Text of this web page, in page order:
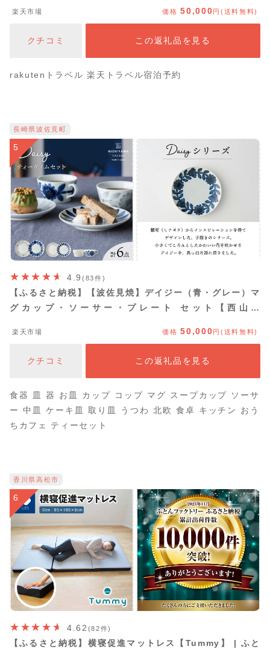
ト 予約 父の日 母の日
楽天市場 価格50,000 円(送料無料)
クチコミ この返礼品を見る
rakutenトラベル 楽天トラベル宿泊予約
長崎県波佐見町
5
4.9(83件)
【ふるさと納税】【波佐見焼】デイジー（青・グレー）マ
グカップ・ソーサー・プレート セット【西山】
楽天市場 価格50,000円(送料無料)
クチコミ この返礼品を見る
食器 皿 器 お皿 カップ コップ マグ スープカップ ソーサ
ー 中皿 ケーキ皿 取り皿 うつわ 北欧 食卓 キッチン おう
ちカフェ ティーセット
香川県高松市
6
4.62 (82件)
【ふるさと納税】横寝促進マットレス【Tummy】 | ふと